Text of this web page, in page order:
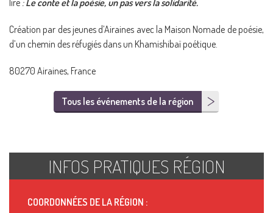
lire :Le conte et la poésie, un pas vers la solidarité.
Création par des jeunes d’Airaines avec la Maison Nomade de poésie,
d’un chemin des réfugiés dans un Khamishibaï poétique.
80270 Airaines, France
Tous les événements de la région
INFOS PRATIQUES RÉGION
COORDONNÉES DE LA RÉGION :